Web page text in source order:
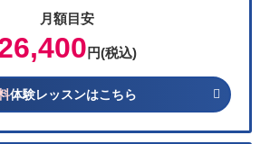
月額目安
円(税込)
体験レッスンはこちら